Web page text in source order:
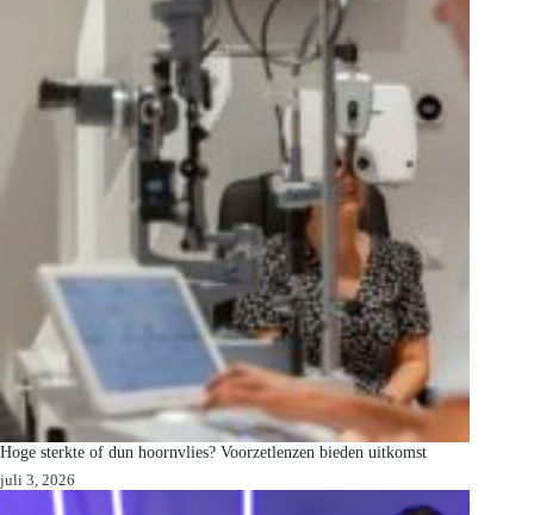
Hoge sterkte of dun hoornvlies? Voorzetlenzen bieden uitkomst
juli 3, 2026